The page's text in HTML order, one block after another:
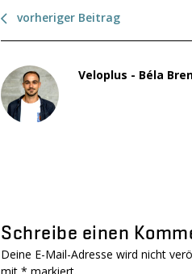
vorheriger Beitrag
Veloplus - Béla
Schreibe einen
Deine E-Mail-Adresse wird nicht